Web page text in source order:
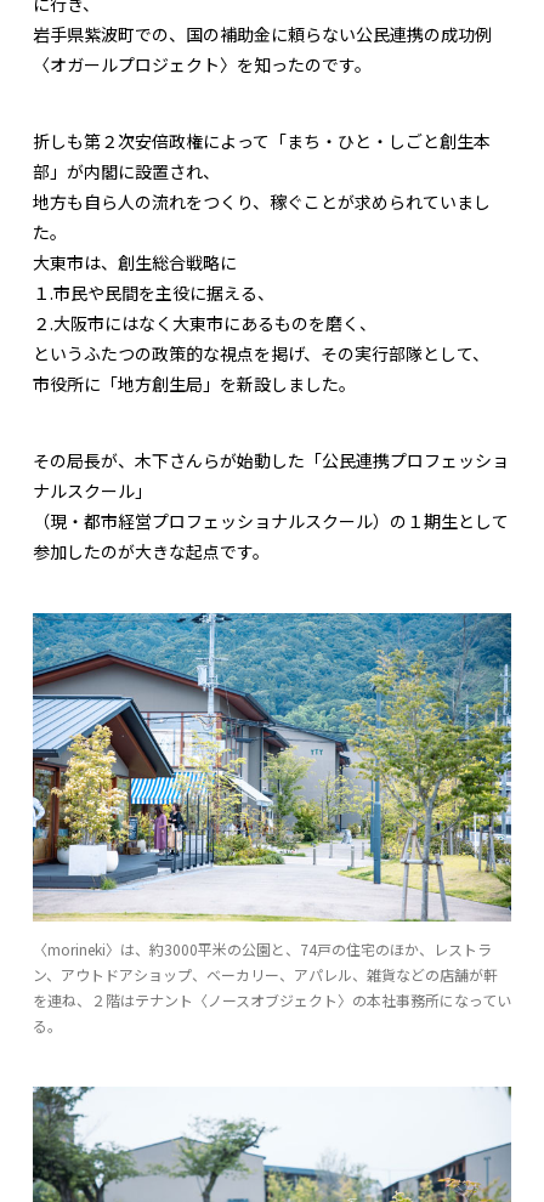
岩手県紫波町での、国の補助金に頼らない公民連携の成功例
〈オガールプロジェクト〉を知ったのです。
折しも第２次安倍政権によって「まち・ひと・しごと創生本
部」が内閣に設置され、
地方も自ら人の流れをつくり、稼ぐことが求められていまし
た。
大東市は、創生総合戦略に
１.市民や民間を主役に据える、
２.大阪市にはなく大東市にあるものを磨く、
というふたつの政策的な視点を掲げ、その実行部隊として、
市役所に「地方創生局」を新設しました。
その局長が、木下さんらが始動した「公民連携プロフェッショ
ナルスクール」
（現・都市経営プロフェッショナルスクール）の１期生として
参加したのが大きな起点です。
〈morineki〉は、約3000平米の公園と、74戸の住宅のほか、レストラ
ン、アウトドアショップ、ベーカリー、アパレル、雑貨などの店舗が軒
を連ね、２階はテナント〈ノースオブジェクト〉の本社事務所になってい
る。